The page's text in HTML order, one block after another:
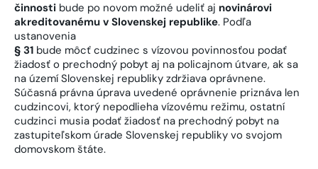
činnosti bude po novom možné udeliť aj novinárovi
akreditovanému v Slovenskej republike. Podľa
ustanovenia
§ 31 bude môcť cudzinec s vízovou povinnosťou podať
žiadosť o prechodný pobyt aj na policajnom útvare, ak sa
na území Slovenskej republiky zdržiava oprávnene.
Súčasná právna úprava uvedené oprávnenie priznáva len
cudzincovi, ktorý nepodlieha vízovému režimu, ostatní
cudzinci musia podať žiadosť na prechodný pobyt na
zastupiteľskom úrade Slovenskej republiky vo svojom
domovskom štáte.